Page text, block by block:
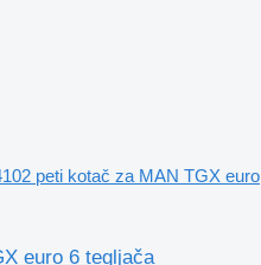
peti kotač za MAN TGX euro
euro 6 tegljača